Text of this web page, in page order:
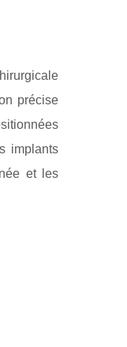
précise
implants
et les